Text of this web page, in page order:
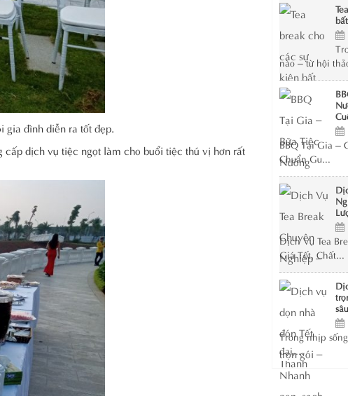
gia đình diễn ra tốt đẹp.
cấp dịch vụ tiệc ngọt làm cho buổi tiệc thú vị hơn rất
nào – từ hội
BBQ Tại Gia –
Chuẩn Gu...
Dịch Vụ Tea
Giá Tốt, Chất...
sâu
Trong nhịp
đại,...